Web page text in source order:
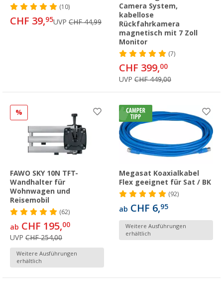
(10)
CHF 39,95UVP CHF 44,99
Camera System,
kabellose
Rückfahrkamera
magnetisch mit 7 Zoll
Monitor
(7)
CHF 399,00
UVP CHF 449,00
%
FAWO SKY 10N TFT-
Wandhalter für
Wohnwagen und
Reisemobil
(62)
ab CHF 195,00
UVP CHF 254,00
Weitere Ausführungen
erhältlich
Megasat Koaxialkabel
Flex geeignet für Sat / BK
(92)
ab CHF 6,95
Weitere Ausführungen
erhältlich